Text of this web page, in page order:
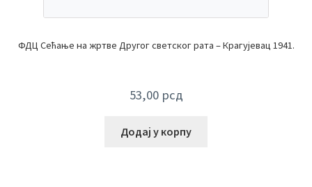
ФДЦ Сећање на жртве Другог светског рата – Крагујевац 1941.
53,00 рсд
Додај у корпу